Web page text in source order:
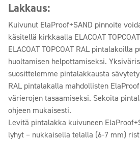
Lakkaus:
Kuivunut ElaProof+SAND pinnoite
käsitellä kirkkaalla ELACOAT
ELACOAT TOPCOAT RAL pintalakoilla
huoltamisen helpottamiseksi.
suosittelemme pintalakkausta
RAL pintalakalla mahdollisten
värierojen tasaamiseksi. Sekoita
ohjeen mukaisesti.
Levitä pintalakka kuivuneen
lyhyt – nukkaisella telalla (6-7 mm)